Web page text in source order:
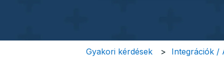
Gyakori kérdések Integrációk /